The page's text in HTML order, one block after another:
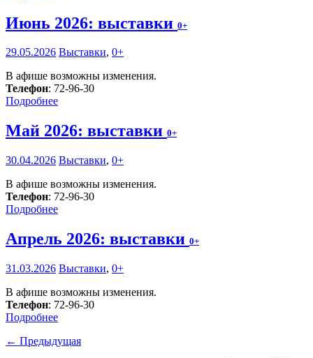
Июнь 2026: выставки 0+
29.05.2026 Выставки, 0+
В афише возможны изменения.
Телефон: 72-96-30
Подробнее
Май 2026: выставки 0+
30.04.2026 Выставки, 0+
В афише возможны изменения.
Телефон: 72-96-30
Подробнее
Апрель 2026: выставки 0+
31.03.2026 Выставки, 0+
В афише возможны изменения.
Телефон: 72-96-30
Подробнее
← Предыдущая